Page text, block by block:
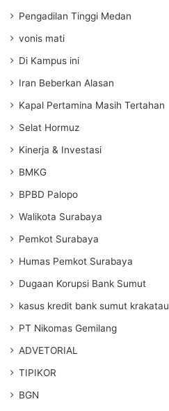
Pengadilan Tinggi Medan
vonis mati
Di Kampus ini
Iran Beberkan Alasan
Kapal Pertamina Masih Tertahan
Selat Hormuz
Kinerja & Investasi
BMKG
BPBD Palopo
Walikota Surabaya
Pemkot Surabaya
Humas Pemkot Surabaya
Dugaan Korupsi Bank Sumut
kasus kredit bank sumut krakatau
PT Nikomas Gemilang
ADVETORIAL
TIPIKOR
BGN